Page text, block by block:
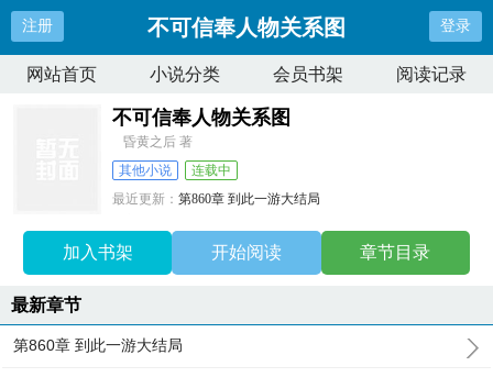
注册 不可信奉人物关系图 登录
网站首页 小说分类 会员书架 阅读记录
不可信奉人物关系图
昏黄之后 著
其他小说
连载中
最近更新：第860章 到此一游大结局
加入书架 开始阅读 章节目录
最新章节
第860章 到此一游大结局